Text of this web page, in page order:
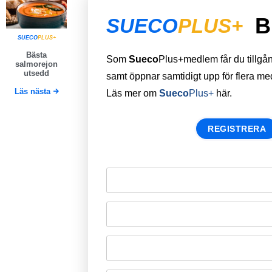
SUECOPLUS+
Bästa
salmorejon
utsedd
Läs nästa
SUECOPLUS+
Som SuecoPlus+medlem får du
samt öppnar samtidigt upp för flera
Läs mer om SuecoPlus+ här.
REGISTRERA